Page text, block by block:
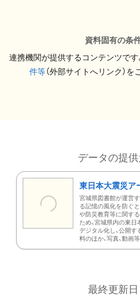
資料固有の条
連携機関が提供するコンテンツです
件等（外部サイトへリンク）を
データの提
東日本大震災ア
宮城県図書館が運営
る記憶の風化を防ぐと
や防災教育等に関す
ため、宮城県内の東日
デジタル化し、公開す
料のほか、写真、動画
最終更新日